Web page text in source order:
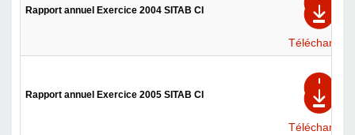
Rapport annuel Exercice 2004 SITAB CI
Télécharger
Rapport annuel Exercice 2005 SITAB CI
Télécharger